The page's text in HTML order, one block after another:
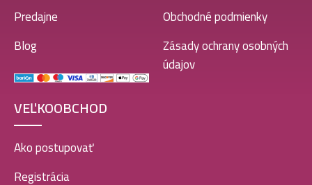
Predajne
Blog
Obchodné podmienky
Zásady ochrany osobných
údajov
VEĽKOOBCHOD
Ako postupovať
Registrácia